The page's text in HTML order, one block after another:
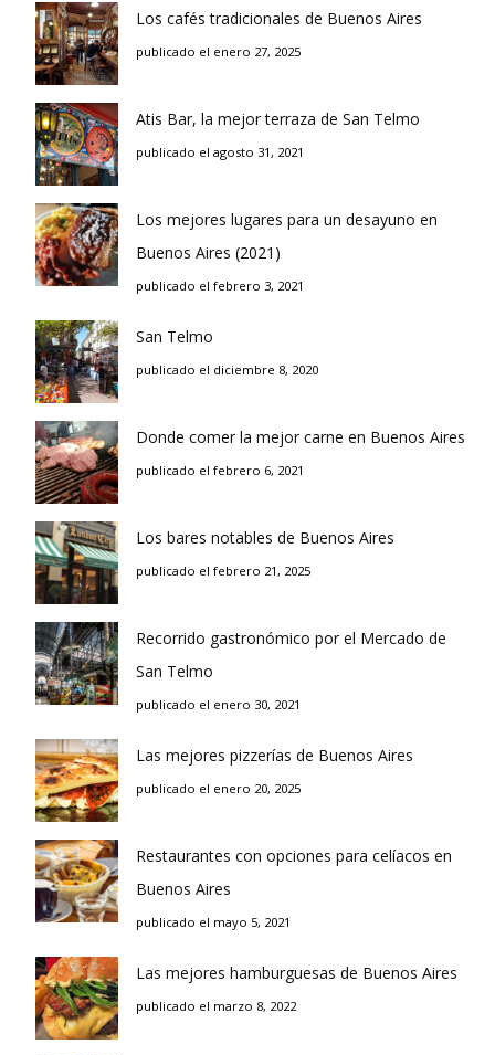
Los cafés tradicionales de Buenos Aires
publicado el enero 27, 2025
Atis Bar, la mejor terraza de San Telmo
publicado el agosto 31, 2021
Los mejores lugares para un desayuno en
Buenos Aires (2021)
publicado el febrero 3, 2021
San Telmo
publicado el diciembre 8, 2020
Donde comer la mejor carne en Buenos Aires
publicado el febrero 6, 2021
Los bares notables de Buenos Aires
publicado el febrero 21, 2025
Recorrido gastronómico por el Mercado de
San Telmo
publicado el enero 30, 2021
Las mejores pizzerías de Buenos Aires
publicado el enero 20, 2025
Restaurantes con opciones para celíacos en
Buenos Aires
publicado el mayo 5, 2021
Las mejores hamburguesas de Buenos Aires
publicado el marzo 8, 2022